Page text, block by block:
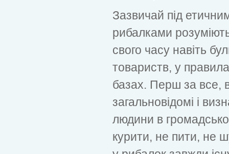
Зазвичай під
рибалками
свого часу навіть
товариств, у
базах. Перш за все,
загальновідомі і
людини в
курити, не пити, не